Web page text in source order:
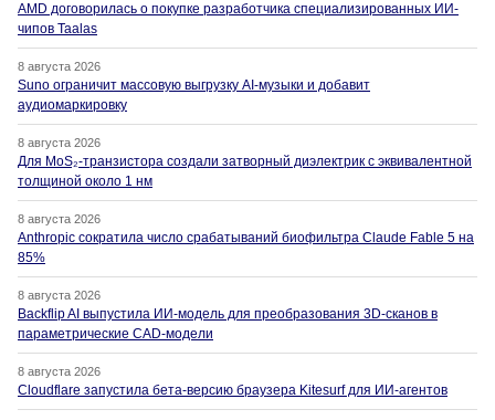
AMD договорилась о покупке разработчика специализированных ИИ-
чипов Taalas
8 августа 2026
Suno ограничит массовую выгрузку AI-музыки и добавит
аудиомаркировку
8 августа 2026
Для MoS₂-транзистора создали затворный диэлектрик с эквивалентной
толщиной около 1 нм
8 августа 2026
Anthropic сократила число срабатываний биофильтра Claude Fable 5 на
85%
8 августа 2026
Backflip AI выпустила ИИ-модель для преобразования 3D-сканов в
параметрические CAD-модели
8 августа 2026
Cloudflare запустила бета-версию браузера Kitesurf для ИИ-агентов